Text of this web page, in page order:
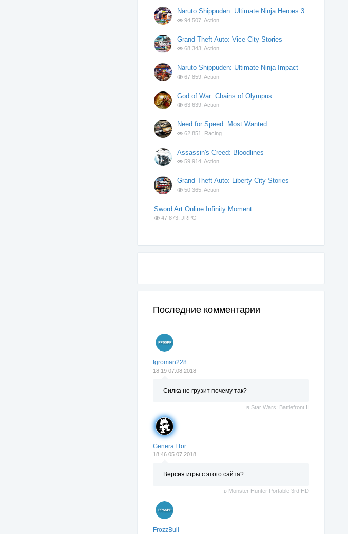
Naruto Shippuden: Ultimate Ninja Heroes 3
94 507,Action
Grand Theft Auto: Vice City Stories
68 343,Action
Naruto Shippuden: Ultimate Ninja Impact
67 859,Action
God of War: Chains of Olympus
63 639,Action
Need for Speed: Most Wanted
62 851, Racing
Assassin's Creed: Bloodlines
59 914,Action
Grand Theft Auto: Liberty City Stories
50 365,Action
Sword Art Online Infinity Moment
47 873,JRPG
Последние комментарии
Igroman228
18:19 07.08.2018
Силка не грузит почему так?
в Star Wars: Battlefront II
GeneraTTor
18:46 05.07.2018
Версия игры с этого сайта?
в Monster Hunter Portable 3rd HD
FrozzBull